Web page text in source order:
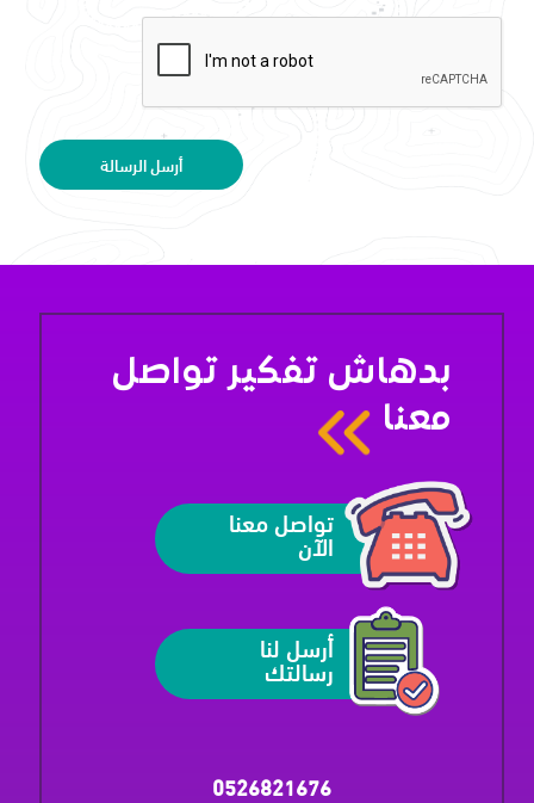
أرسل الرسالة
بدهاش تفكير تواصل
معنا
تواصل معنا
الآن
أرسل لنا
رسالتك
0526821676